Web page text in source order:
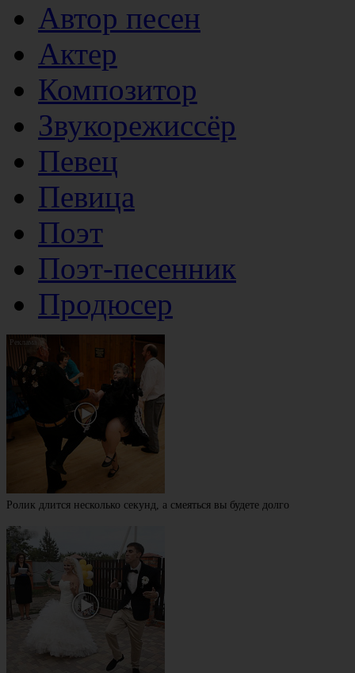
Автор песен
Актер
Композитор
Звукорежиссёр
Певец
Певица
Поэт
Поэт-песенник
Продюсер
Ролик длится несколько секунд, а смеяться вы будете долго